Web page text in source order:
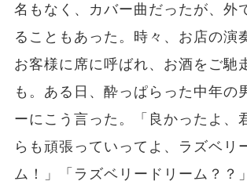
名もなく、カバー曲だったが、外
ることもあった。時々、お店の演
お客様に席に呼ばれ、お酒をご馳
も。ある日、酔っぱらった中年の
ーにこう言った。「良かったよ、
らも頑張っていってよ、ラズベリ
ム！」「ラズベリードリーム？？